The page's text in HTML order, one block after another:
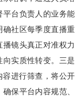
平台负责人的业务能
确社区每季度直播重
镜头真正对准权力
实质性转变。三是
容进行筛查，将公开
保平台内容规范、